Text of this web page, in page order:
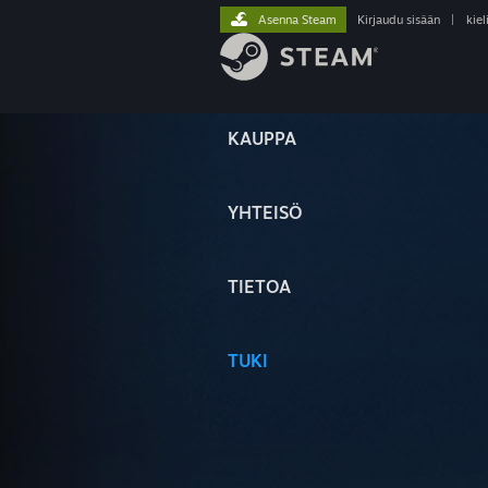
KAUPPA
YHTEISÖ
TIETOA
TUKI
Asenna Steam Kirjaudu sisään kieli